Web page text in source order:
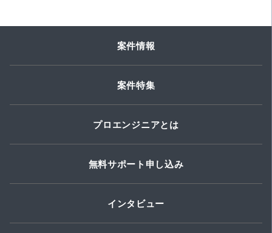
案件情報
案件特集
プロエンジニアとは
無料サポート申し込み
インタビュー